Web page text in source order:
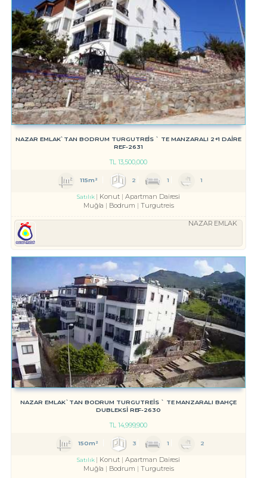
NAZAR EMLAK`TAN BODRUM TURGUTREİS ` TE MANZARALI 2+1 DAİRE
REF-2631
TL 13,500,000
115m² 2 1 1
Satılık Konut
Apartman Dairesi
Muğla
Bodrum Turgutreis
NAZAR EMLAK
NAZAR EMLAK`TAN BODRUM TURGUTREİS ` TE MANZARALI BAHÇE
DUBLEKSİ REF-2630
TL14,999,900
150m² 3 1 2
Satılık Konut
Apartman Dairesi
Muğla
Bodrum Turgutreis